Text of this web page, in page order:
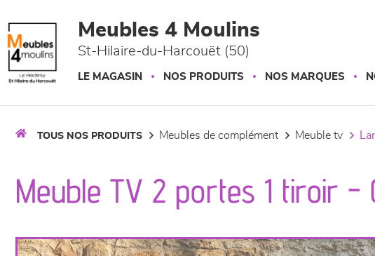
Meubles 4 Moulins
St-Hilaire-du-Harcouët (50)
LE MAGASIN NOS PRODUITS NOS MARQUES
TOUS NOS PRODUITS meubles de complément meuble tv
Meuble TV 2 portes 1 tiroir -